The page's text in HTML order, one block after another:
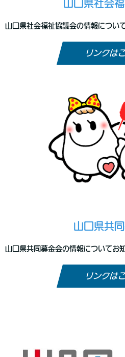
山口県社会
山口県社会福祉協議会の情報につい
リンクは
山口県共
山口県共同募金会の情報についてお
リンクは